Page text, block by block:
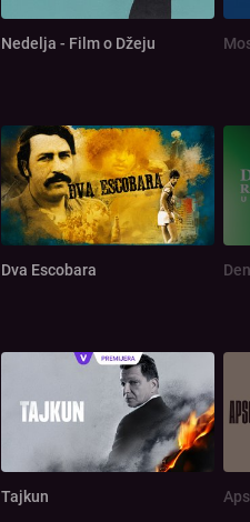
Nedelja - Film o Džeju
Dva Escobara
Tajkun